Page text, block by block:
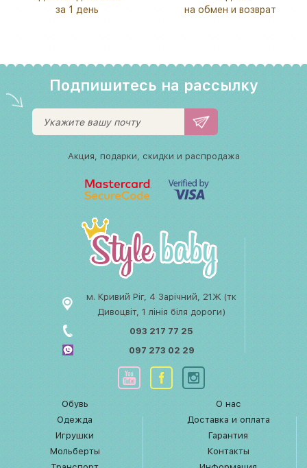
за 1 день
на обмен и возврат
Подпишитесь на рассылку
Акция, подарки, скидки и распродажа
м. Кривий Ріг, 4 Зарічний, 21Ж (тк
Дивоцвіт, 1 лінія біля дороги)
093 217 77 25
097 273 02 29
Обувь
Одежда
Игрушки
Мольберты
О нас
Доставка и оплата
Гарантия
Контакты